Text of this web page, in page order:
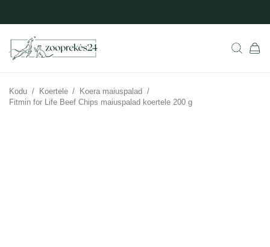
Kodu / Koertele / Koera maiuspalad /
Fitmin for Life Beef Chips maiuspalad koertele 200 g